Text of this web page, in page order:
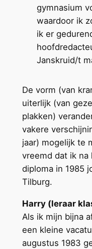
gymnasium
waardoor ik
ik er
Janskruid/t
De vorm (van
uiterlijk (van
plakken)
vakere
jaar) mogelijk te
vreemd dat ik na
diploma in 1985
Tilburg.
Harry (leraar
Als ik mijn bijna
een kleine
augustus 1983